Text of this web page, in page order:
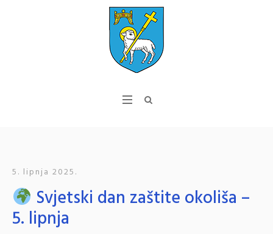
5. lipnja 2025.
Svjetski dan zaštite okoliša –
5. lipnja